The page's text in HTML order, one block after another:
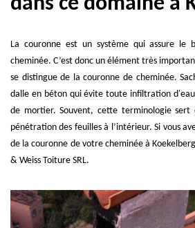
La couronne est un système qui assure le
cheminée. C’est donc un élément très
se distingue de la couronne de cheminée.
dalle en béton qui évite toute infiltration
de mortier. Souvent, cette terminologie sert
pénétration des feuilles à l’intérieur. Si vous
de la couronne de votre cheminée à
& Weiss Toiture SRL.